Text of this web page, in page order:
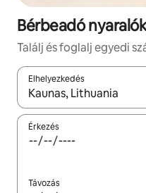
Bérbeadó
Találj és foglalj egyedi
Elhelyezkedés
Az eredmények között a
Érkezés
Távozás